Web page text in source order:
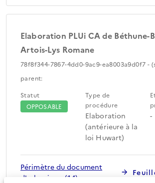
Elaboration PLUi CA de Béthune-
Artois-Lys Romane
78f8f344-7867-4dd0-9ac9-ea8003a9d0f7 -
parent:
Statut
OPPOSABLE
Type de
procédure
Elaboration
(antérieure à la
loi Huwart)
-
Périmètre du document
d'urbanisme (14)